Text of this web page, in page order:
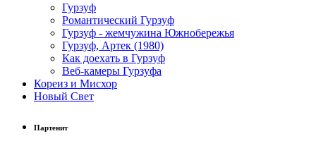
Гурзуф
Романтический Гурзуф
Гурзуф - жемчужина Южнобережья
Гурзуф, Артек (1980)
Как доехать в Гурзуф
Веб-камеры Гурзуфа
Кореиз и Мисхор
Новый Свет
Партенит